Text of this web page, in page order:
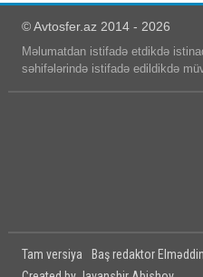
© Avtosfer.az 2014 - 2026
Məlumatdan istifadə etdikdə
səhifələrində istifadə edildikdə
Tam versiya
Baş redaktor